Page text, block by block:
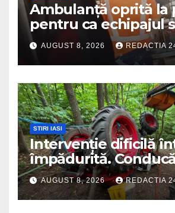
Ambulanță oprită la
pentru ca echipajul
cumpere pepene și
DSU a anuntat că va
sancțiuni
AUGUST 8, 2026 REDACTIA
STIRI IASI
Intervenție dificilă
împădurită.
unui tractor
prin efortul comun
echipajelor de
AUGUST 8, 2026 REDACTIA